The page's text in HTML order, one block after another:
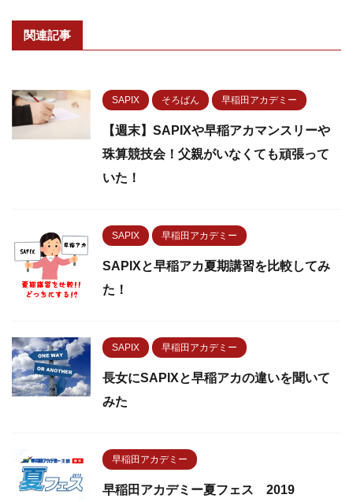
関連記事
SAPIX そろばん 早稲田アカデミー
【週末】SAPIXや早稲アカマンスリーや
珠算競技会！父親がいなくても頑張って
いた！
SAPIX 早稲田アカデミー
SAPIXと早稲アカ夏期講習を比較してみ
た！
SAPIX 早稲田アカデミー
長女にSAPIXと早稲アカの違いを聞いて
みた
早稲田アカデミー
早稲田アカデミー夏フェス 2019